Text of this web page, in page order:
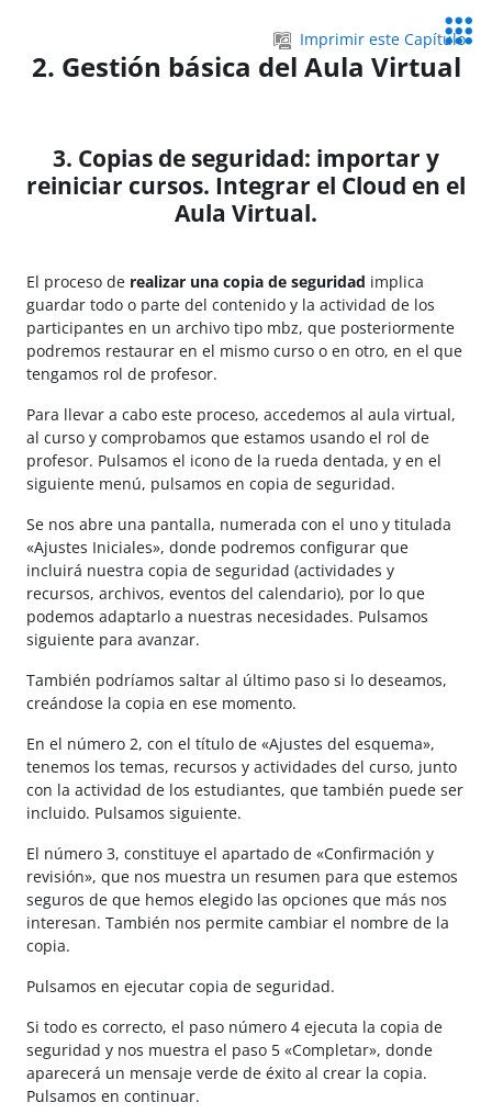
Imprimir este Capítulo
2. Gestión básica del Aula Virtual
3. Copias de seguridad: importar y
reiniciar cursos. Integrar el Cloud en el
Aula Virtual.
El proceso de realizar una copia de seguridad implica
guardar todo o parte del contenido y la actividad de los
participantes en un archivo tipo mbz, que posteriormente
podremos restaurar en el mismo curso o en otro, en el que
tengamos rol de profesor.
Para llevar a cabo este proceso, accedemos al aula virtual,
al curso y comprobamos que estamos usando el rol de
profesor. Pulsamos el icono de la rueda dentada, y en el
siguiente menú, pulsamos en copia de seguridad.
Se nos abre una pantalla, numerada con el uno y titulada
«Ajustes Iniciales», donde podremos configurar que
incluirá nuestra copia de seguridad (actividades y
recursos, archivos, eventos del calendario), por lo que
podemos adaptarlo a nuestras necesidades. Pulsamos
siguiente para avanzar.
También podríamos saltar al último paso si lo deseamos,
creándose la copia en ese momento.
En el número 2, con el título de «Ajustes del esquema»,
tenemos los temas, recursos y actividades del curso, junto
con la actividad de los estudiantes, que también puede ser
incluido. Pulsamos siguiente.
El número 3, constituye el apartado de «Confirmación y
revisión», que nos muestra un resumen para que estemos
seguros de que hemos elegido las opciones que más nos
interesan. También nos permite cambiar el nombre de la
copia.
Pulsamos en ejecutar copia de seguridad.
Si todo es correcto, el paso número 4 ejecuta la copia de
seguridad y nos muestra el paso 5 «Completar», donde
aparecerá un mensaje verde de éxito al crear la copia.
Pulsamos en continuar.